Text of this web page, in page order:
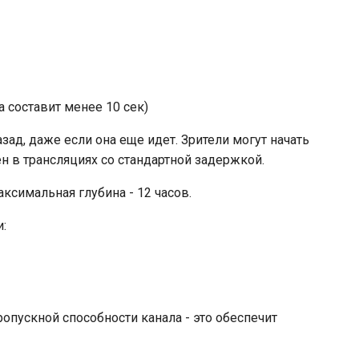
менее 10 сек)
даже если она еще идет. Зрители могут начать
трансляциях со стандартной задержкой.
глубина - 12 часов.
способности канала - это обеспечит